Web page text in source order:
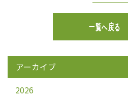
一覧へ戻る
アーカイブ
2026